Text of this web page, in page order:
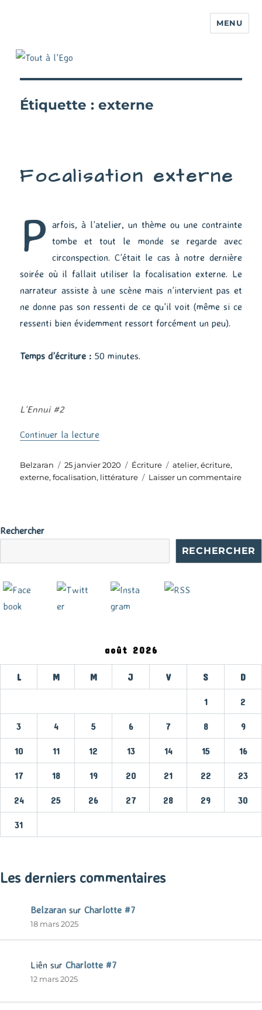
MENU
Étiquette :externe
Focalisation externe
P arfois, à l’atelier, un thème ou une contrainte
tombe et tout le monde se regarde avec
circonspection. C’était le cas à notre dernière
soirée où il fallait utiliser la focalisation externe. Le
narrateur assiste à une scène mais n’intervient pas et
ne donne pas son ressenti de ce qu’il voit (même si ce
ressenti bien évidemment ressort forcément un peu).
Temps d’écriture : 50 minutes.
L’Ennui #2
Continuer la lecture
Auteur
Belzaran
Publié
le
25 janvier 2020 Catégories
Écriture Étiquettes
atelier,écriture,
externe,focalisation, littérature Laisser un commentairesur
Rechercher
RECHERCHER
août 2026
L M M J V S D
1 2
3 4 5 6 7 8 9
10 11 12 13 14 15 16
17 18 19 20 21 22 23
24 25 26 27 28 29 30
31
Les derniers commentaires
Belzaran sur Charlotte #7
18 mars 2025
Liên sur Charlotte #7
12 mars 2025